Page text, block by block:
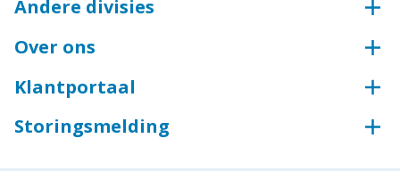
Andere divisies
Aluminium
Groothandel voor bouw en industrie
Toegangstechniek
Over ons
Kwaliteit en zekerheid
Klantportaal
Teamviewer
Storingsmelding